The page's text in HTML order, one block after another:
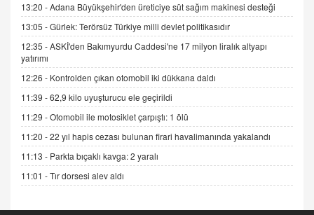
DR. EKREM ASLAN
Gerçek Ne, Algı Ne? "Beraber Yürüyoruz"
Cümlesinin Peşinden
GÖNÜL MENEKŞE
Şifacının Yolu
04.11.2025 12:56
AV. RÜMEYSA ÖZKALE
Kira Uyuşmazlıklarında Dava Açmadan Önce
Arabulucuya Başvuru Şartı
13:20 -Adana Büyükşehir'den üreticiye süt sağım makinesi desteği
13:05 -Gürlek: Terörsüz Türkiye milli devlet politikasıdır
12:35 -ASKİ'den Bakımyurdu Caddesi'ne 17 milyon liralık altyapı
yatırımı
12:26 - Kontrolden çıkan otomobil iki dükkana daldı
11:39 -62,9 kilo uyuşturucu ele geçirildi
11:29 -Otomobil ile motosiklet çarpıştı: 1 ölü
11:20 -22 yıl hapis cezası bulunan firari havalimanında yakalandı
11:13 - Parkta bıçaklı kavga: 2 yaralı
11:01 -Tır dorsesi alev aldı